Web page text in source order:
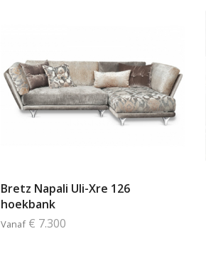
Bretz Napali Uli-Xre 126
hoekbank
Vanaf € 7.300